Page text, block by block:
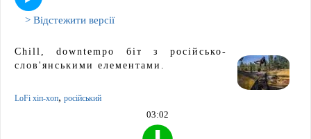
> Відстежити версії
Chill, downtempo біт з російсько-
слов'янськими елементами.
LoFi хіп-хоп, російський
03:02